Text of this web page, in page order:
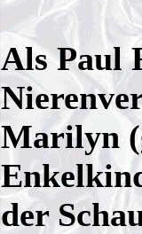
Als Paul
Marilyn
der